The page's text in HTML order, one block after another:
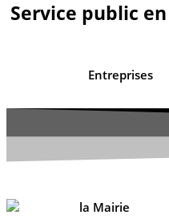
Service public en
Entreprises